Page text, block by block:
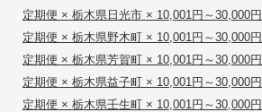
定期便 × 栃木県日光市 × 10,001円～30,000円
定期便 × 栃木県野木町 × 10,001円～30,000円
定期便 × 栃木県芳賀町 × 10,001円～30,000円
定期便 × 栃木県益子町 × 10,001円～30,000円
定期便 × 栃木県壬生町 × 10,001円～30,000円